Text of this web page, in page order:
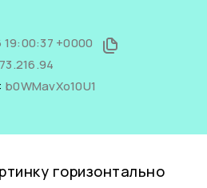
+0000
b0WMavXo10U1
горизонтально